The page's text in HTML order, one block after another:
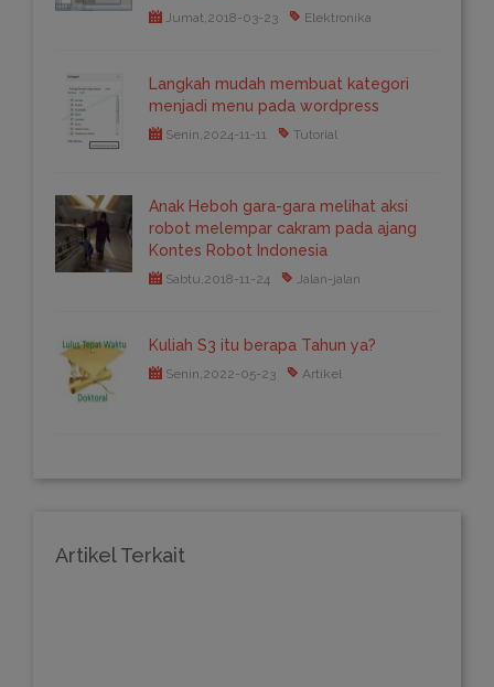
Jumat,2018-03-23 Elektronika
Langkah mudah membuat kategori
menjadi menu pada wordpress
Senin,2024-11-11 Tutorial
Anak Heboh gara-gara melihat aksi
robot melempar cakram pada ajang
Kontes Robot Indonesia
Sabtu,2018-11-24 Jalan-jalan
Kuliah S3 itu berapa Tahun ya?
Senin,2022-05-23 Artikel
Artikel Terkait